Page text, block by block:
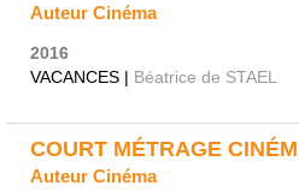
Auteur Cinéma
2016
VACANCES | Béatrice de STAEL
COURT MÉTRAGE
Auteur Cinéma